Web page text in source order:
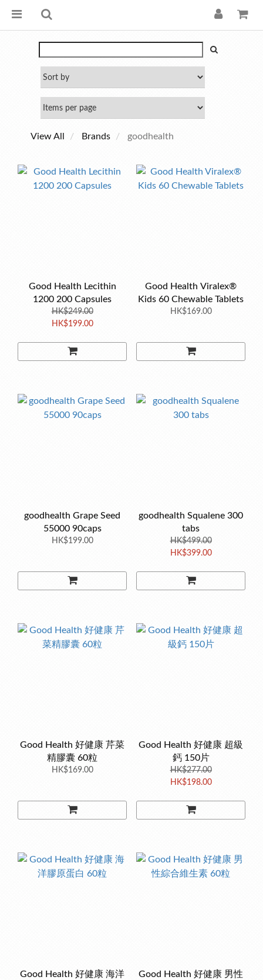
View All Brands goodhealth
Good Health Lecithin
1200 200 Capsules
HK$249.00
HK$199.00
Good Health Viralex®
Kids 60 Chewable Tablets
HK$169.00
goodhealth Grape Seed
55000 90caps
HK$199.00
goodhealth Squalene 300
tabs
HK$499.00
HK$399.00
Good Health 好健康 芹菜
精膠囊 60粒
HK$169.00
Good Health 好健康 超級
鈣 150片
HK$277.00
HK$198.00
Good Health 好健康 海洋
Good Health 好健康 男性